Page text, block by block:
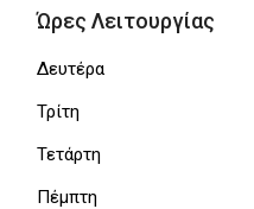
Ώρες Λειτουργίας
Δευτέρα
Τρίτη
Τετάρτη
Πέμπτη